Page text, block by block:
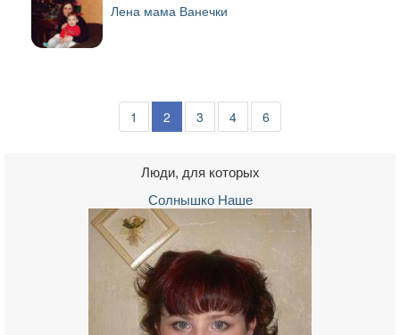
Лена мама Ванечки
1 2 3 4 6
Люди, для которых
Солнышко Наше